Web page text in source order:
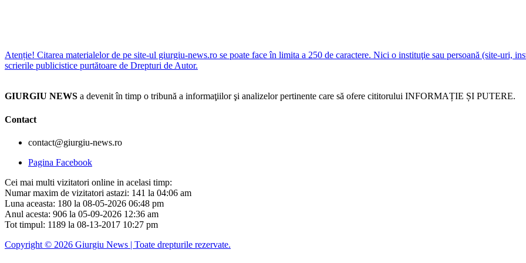
Atenție! Citarea materialelor de pe site-ul giurgiu-news.ro se poate face în limita a 250 de caractere. Nici o instituţie sau persoană (site-uri,
scrierile publicistice purtătoare de Drepturi de Autor.
GIURGIU NEWS a devenit în timp o tribună a informaţiilor şi analizelor pertinente care să ofere cititorului INFORMAȚIE ȘI PUTERE.
Contact
contact@giurgiu-news.ro
Pagina Facebook
Cei mai multi vizitatori online in acelasi timp:
Numar maxim de vizitatori astazi: 141 la 04:06 am
Luna aceasta: 180 la 08-05-2026 06:48 pm
Anul acesta: 906 la 05-09-2026 12:36 am
Tot timpul: 1189 la 08-13-2017 10:27 pm
Copyright © 2026 Giurgiu News | Toate drepturile rezervate.